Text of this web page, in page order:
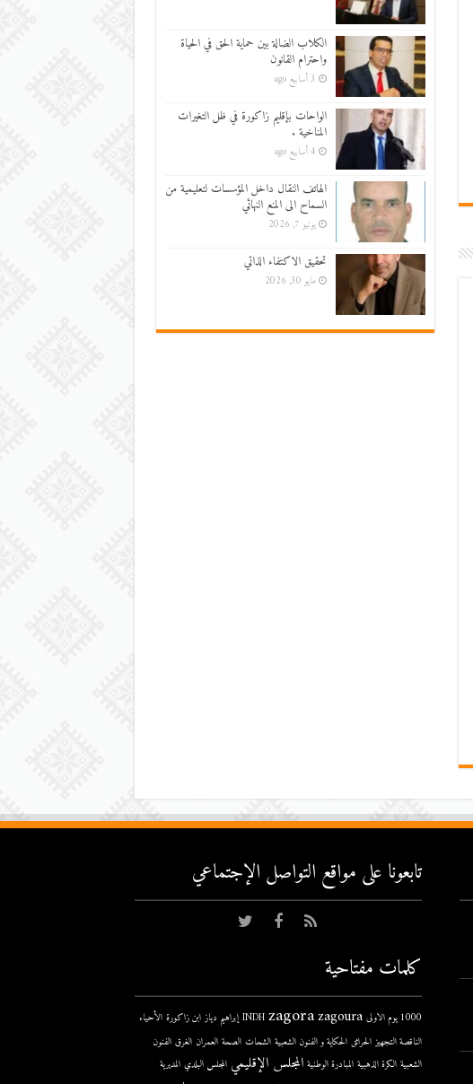
الكلاب الضالة بين حماية الحق في الحياة
واحترام القانون
3 أسابيع ago
الواحات بإقليم زاكورة في ظل التغيرات
المناخية .
4 أسابيع ago
الهاتف النقال داخل المؤسسات لتعليمية من
السماح الى المنع النهائي
يونيو 7, 2026
تحقيق الاكتفاء الذاتي
مايو 30, 2026
تابعونا على مواقع التواصل اﻹجتماعي
كلمات مفتاحية
1000 يوم الاولى INDH zagorazagoura إبراهيم دياز ابن زاكورة الأحياء
الناقصة التجهيز الحرائق الحكاية و الفنون الشعبية الشحات الصحة العمران الغرق الفنون
الشعبية الكرة الذهبية المبادرة الوطنية المجلس الإقليمي المجلس البلدي المديرية